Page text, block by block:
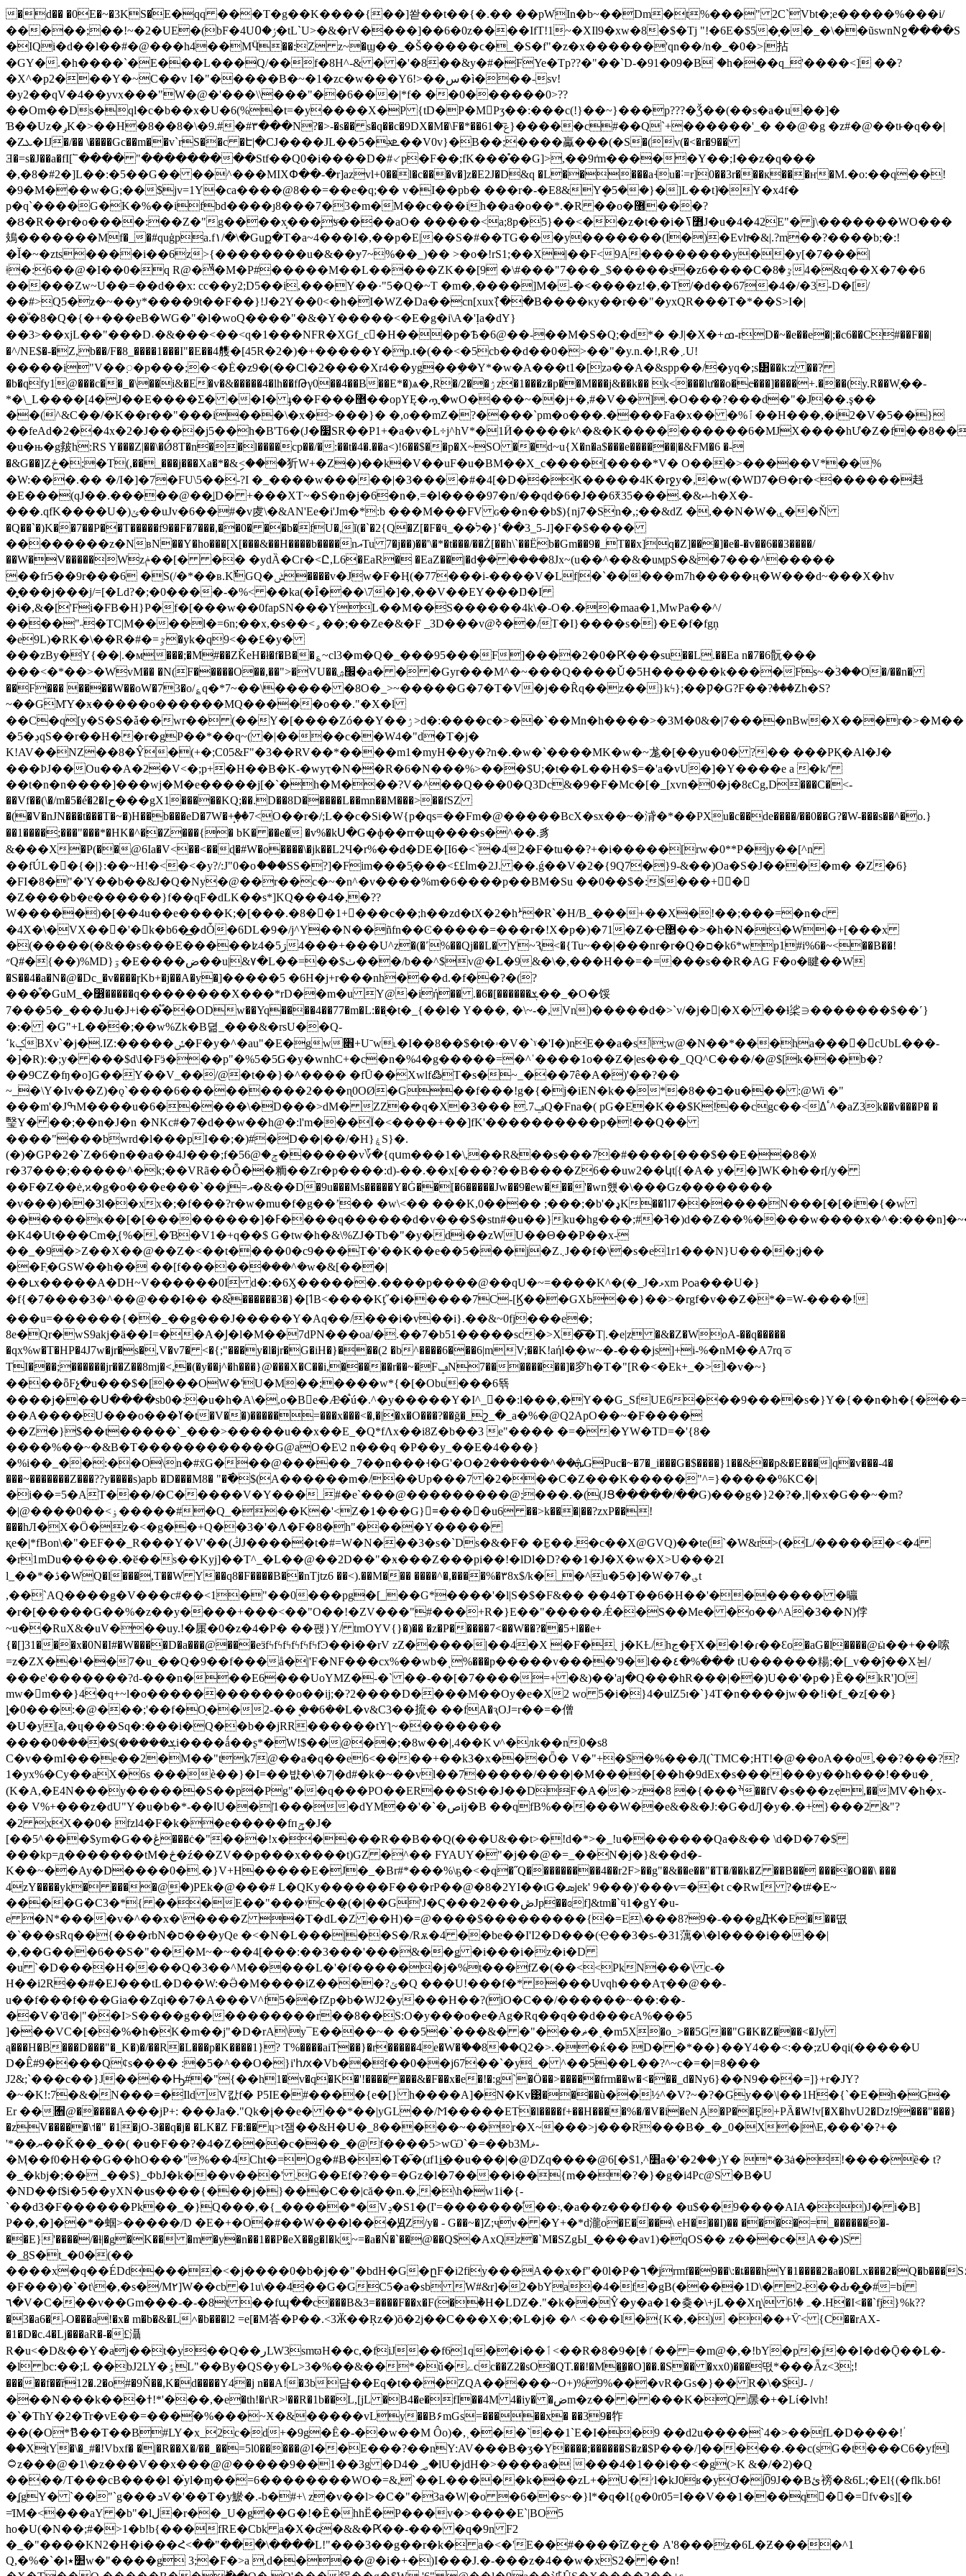
�d�� �0E�~�3KS�֡E�qq ���T�g��K����{��]쏻��t��{�.�� ��pWIn�b~��Dm�t%���" 2C`Vbt�;e�����%���i/
�����;��!~�2�UE�(bF�4Uݬ�߀�tL`U>�&�rV����]��6�0z����IfT!1~�XIl9�xw�8�$�Tj "!�6E�$5�̩��_�\��ũswnNջ����S
�IQi�d��l��#�@���h4��MӴ��:Z z~�ϣ��_�Š�����ϲ�_�S�f"�z�x������'qn��/n�_�0�>|拈
�GY�.�h����`�E���L���Q/��f�8H^-& � �'�8��ؘ&y�#�FYe�Tp??�"��`D-�91�09�Bۤ�h���q_'����<] ��?
�X^�p2���Y�~C��v I�"�����B�~�1�zc�w���Y6!>��س�ì���-sv!
�y2��qV�4��yvx���"W�@�'���\\���"��6���|*f� ��0������0>??
��Om��Ds�ql�c�b��x�U�6(%�t=�y����X�P {tD�P�MPӡ��:���c(!}��~}���p???�Ǯ��(��s�a�u��]�
Ɓ��Uz�ݛK�>��H�8��8�\�9.#�#۳���N?�>-�s�� s�q��c�9DX�M�\F�*��ݝ͞�61}�����c#��Q`+������'_� ��@�g �z#�@��tͱ�q��|
�Zܥ�Ĳ�/�� \����Gc��m��v`rS��c �Է|�CJ����JL��5�xܧ̶��V0v}�B��;����驘���(�S�(v(�<�r�9��
Ǝ�=s�J��a�fI[՟����"���������Stf��Q0�i����D�#⸔p�F��;fK���̊��G]>,��9r͑m�����Y��;I��z�q���
�,�8�#2�]L��:�5��G�� ��^���MIXՓ��-�r]azvl+0��l�c���v�]z�E2J�D&q �L�����a˧u�˸=r]0��3r���к���ҥ�M.�o:��q��!
�9�M���w�G;��$jv=1Y�ca����@8��=��e�q;�� v�I��pb� ���r�-�E8&Yܷ�5��}�]L��t]̸�Y�x4f�
p�q`����G�K�%��ifbd����ȷ8���7�3�m�M��c���ih��a�o��*.�R ؜��o�޶���?
�Ȣ�R��r�o����:��Z�"g����x̝���̧ƾͨ����aO� �����<a;8p�5}��<��z�t��i�߻ߖJ�u�4�42E"� j\�������WO���
鳷�������Mf�_�#quģpa.f١/�\�Guք�T�a~4���I�,��p�E|��S�#��TG���y�������(I�)�Evhͯ�&|.?m��?����b;�:!
�Ǐ�~�zts����i��6z>{��������u�&��ɏ7~%��_)�� >�o�!rS1;��X|��F<9A��������y��y[�7���|
ǂ�:6��@�I��0�q R@�ͧ�M�P#�����M��L�����ZK��[9 �\#���"7���_$�����s�z6����C�ٷ�8�4&q��X�7��6
�����Zw~U��=��d��x: cc��y2;D5��i,���Y��·"5�Q�~T �m�,����]M�-�<����z!�,�T/�d��67�4�/�3-D�[/
��#>Q5�z�~��y*����9t��F��}!J�2Y��0<�h�I�WZ�Da��cn[xux߯{��B����κy��r��"�yxQR���T�*��S>I�|
��ͧ�8�Q�{�+���eB�WG�"�l�woQ����"�&�Y�����<�E�g�i\A�'Ịa�dY}
��3>��xjL��"���D˓�&���<��<q�1���NFR�XGf_c�H���p�Ѣ�6@��-��M�S�Q;�d*� �J|�X�+ߘ-rD�~�e��e�|;�c6��C#��F��|
�^/NE$�-�Z,b��/F�8_����1���I"�E��4䑾�[45R�2�)�+�����Y�p.t�(��<�5cb��d��0�>��"�y.n.�!,R�܇U!
�����i"V��ꥈ�p���;�<�Ė�z9�(��Cl�2����Xr4��yg��ܹ��Y*�w�A���t1�[zə��A�&spp��/�yq�;s᥸��k:z ��?
�b�qfy1@���c��_�\��i&�E�v�&�����4�lh��fԹγ0��4��B��E*�)ѧ�,R�/2��ۯz�1���z�p��M���j&��k�� k<���lư��o�c̶���]����+.���(y.R��W֤��-
*�\_L����[4�J��E����Ʃ� ��I� ֈ��F���޵��opYĘ�ጧ�wO����~��j+�,#�V��].�O���?���d�"�J��.ş��
��(^&C��/�K��r��"���i���\�x�>���}� �,o��mZ�?����`pm�o���.����Fa�x�� �%ٱ��H���,�i2�V�5��}
��feAd�2��4x�2�J����j5��h�B'T6�(J�׷SR��P1+�a�v�L÷j^hV*�1Ӥ�����k^�&�K����������6�MJX����hƯ�Z�f��8���$��7-;��t|
�u�њ�g皳h:RS Y���Z|��\�Ǿ8T�n��l����cp��/�:��t�4�.��a<)!6��$��p�X~SO ��d~u{X�n�a$���e������|�&FM�6 �-
�&G��]Zڅ�;�T(,��_���j���Xa�*�&ި<���㹞W+�Z�)��k�V��uF�u�BM��X_c����[����*V� O���>�����V*��%
�W:���.�� �/I�]�7�FU\5��-?I �_����w�����|�3����#�4[�D��K�����4K�rջy�,�w(�WŊ7�Ѳ�r�<������﨣
�E���(qJ��.�����@��̲|D� +���XT~�S�n�j�6�n�,=�l����97�n/��qd�6�J��6ꅃ35���.�&ޝh�X�-
���.qfK����U�)ݵ��uJv�6��#�v䖍\�&AN'Ee�i'Jm�*:b ���M���FV ɢ��n��b$){nj7�Sn�,;��&dZ �,��N�W�ۑ��Ň
�Q��`�)K��7��P��T�����f9��F�7���,��0� ��b�fU�,ĭ(�`�2{Q�Z[�F�ӵ_��ל�}ՙ��3_5-˩]�F�$����
��������z�NвN��Y�ho���[X[���&��H����b����nއTu 7�j��)��'\�*�t���/��Ż[��h\`��Ëb�Gm��9�_T��x]q�Z]���]�e�-�v��6��3����/
��W�V�����Wzݥ��[� �� �ydȀ�Cr�<Ը,L6�EaR� �EaZ��|�d݆�� ����8Jx~(u��^��&�uӎpS�&�7���^�����
��fr5��9r���6 �S(/�*��ʙ.KٌGQ�ݰ����v�Jw�F�Ӊ(�77���i-����V�Lf|�`�����m7h�����ң�W���d~���X�hv
�̥���j���j/=[�Ld?�;�0����-�%< ��ka(�Ȋ���\7�]�,��V��EY���Ŋ�I
�i�,&�['Fi�FB�H}P�f�[���w��0fapSN���YL��M��S������4k\�-O�.��maa�1,MwPa��^/
����"˶�TC|M����l�=6n;��x,�s��<ۄ��;��Ze�&�F _3D���v@ߢ��/T�I}����s�}�E�f�fgņ
�e9L)�RK�\��R�#�=ٷ�yk�q9<��£�y�
���zBy�Y{��|.�м���;�M#��ZǨeH�ł�f�B��؏~cl3�m�Q�_���95���F]����2�0�Ԗ���su��L.��Ea n�7�6䯈�� � 
���<�*��>�WvM�� �N(F�����O��,��">�VU��׬ۺ�a� � �Gyr���M^�~���Q����Ǔ�5H������k����Fs~�ۛ3��O�/��n�
��F��� ����W��oW�73�o/؏q�*7~��\����� �8O�_>~�����G�7�T�V�j��Ȓq��z��}kϟ};��Ƿ�G?F��?ٛ���Zh�S?
~��GMΎ�ӿ�����o������MQ�����o��."�X�l
��C�q[y�S�S�ǡ��wr�� (��Y�[����Zó��Y��ۯ>d�:����c�>��`��Mn�h����>�3M�0&�|7����nBw�X���r�>�M��
�5�ڊqS��r��H��r�gP��*��q~( �|����c��W4�"d�T�j�
K!AV��NZ��8�Ŷ�(+�;C05&F"�3��RV��*����m1�myH��y�?n�.�w�`����MK�w�~尨�[��yu�0� ?�� ���PҚ�Al�J�
���ÞJ��Ou��A�2�V<�;p+�H��B�K-�wyҭ�N��R�6�N���%>���$U;�t��L��H�$=�'a�vU�]�Y����e a �k/'
��t�n�n����]���wj�M�e�����j[�`�h�M���?V�^��Q���0�Q3Dc&�9�F�Mc�[�_[xvn�0�j�8ϵCg,D���C�<-
��Vf��(\�/m�5�é�2�Iح���gX1�����KQ;��.D��8D�����L��mn��M���>��fSZ
�(�V�nJN���t���T�~�)H��b���eD�7W�+̝ٜ��7<O��r�/;L��c�Si�W{p�qs=��Fm�@�����BcX�sx��~�浳�*��PXu�c��de����/��0��G?�W-���s��^�o.}
��1����;���"���*�HK�^�׃�Z���{� bK� ��e� �v%�kՍ�G�ɸ��rr�ɰ����s�^��.⾘
&���X�P(��@6Ia�V<��<��ɖ�#W�o����\�jk��L2Ч�r%��d�DE�[I6�<`�42�F�tu��?+�i�����[rw�0**P�jy��[^n
��fÚL��{�|}:��~H!�<�<�y?/:J"0�οެ���SS�?]�Fim���5֧���<££اm�2J. ��.ǵ��V�2�{9Q7�}9-&��)Oa�S�J����m� �Z�6}
�FI�8�"�'Y��b��&J�Q�Ny�@��r��c�~�n^�v����%m�6����p��BM�Su ��0��$�:$���+�
�Z����b�e������}f��qF�dLK��s*]KQ���4�,�??
W�����)�[�ּ�4u��e����K;�[���.�8��ٌ1+���c��;h��zd�tX�2�hܑ�R`�H/B_���+��X�!��;���=�n�c
�4X�\�VX���'�k�b6�͟�dȰ�6DL�9�/j^Y��N��ñfn��Ͼ�����=���r�!X�p�)�71�Z�Ҿ޵��˃�h�N�t�W�+[���x
�(�����(�&��s���E�����ʫ4ڗ5���4�+���U^z�(�˹%��Qj��L� Y~Ԇ<�{Tu~��|���nr�r�Q�ﬦ�k6*wp1#i%6�~<��B��!
״Q#�{��)%MD}ۊ�E����ض��u|&۷�L��=��$ٺ���/b��^$v@�L�9&�\�,���H��=�=���s��R�AG F�o�睷��W
�S��4�a�N�@�Dc_�v����ɼKb+�j��A�y�ִ]�����5 �6H�j+r���nh���d.�f��?�(?
���͒�GuM_�෶�����q��������X���*rD��m�u Y@�iή�� .�6�[������ܮ��_�O�馁
7���5�_���Ju�J+i��֟��ODw��Yq����4��77�m�L:��֖�t�_{��l� Y���, �\~-�,Vn)�����d�>`v/�j�𽯩|�X� ��ɫ桬∋�������$��˹}
�:� �G"+L���;��w%Zk�B뎖_���&�rsU��Q-
ߵkݤBXv`�j�.IZ:�����ݽ�F�y�^�au"�E�gw׎+Uˉw˪�I��8��$�t�ۥ�V�`ˠ�'I�)nE��a�sݴ;w@�N��*���ha����cUbL���-
�]�R):�;y� ���$d\I�Fӭ���p"�%5�5׃G�y�wnhC+�c�n�%4�g�����=�^ˈ����1o��Z�|es���_QQ^C���/�@$[k���b�?
��9CZ�ʩ�o]G��Y��V_��/@�t��}�^���� �fŪ��Xwlf߷T�s�~_���7ê�A�)'��?��
~_�\Y�Iv��Z)�ǫ`����6���������2���ɳ0OØ�G��f���!g�{�j�iEN�k��*�ב��8�u��� :@Wi �"
���m'�JߒM����u�6�����\�D���>dM� ZZ��q�X�ݠ7. ���3Q�Fna�( pG�E�K��$K!��cgc��<ٴߡ^�aZ3k��v���P� �
瑿Y� ̓��;��n�J�n �NKc#�7�d��w��h@�:l'm���Ϊ�<����+��]fK'����������p�!��Q��
����"���bwrd�l���pI��;�)#�D��|��/�H}ۼS}�.
(�)�GP�2�`Z�6�n��a��4J���;f�5ݮ�@6������v؆�{qսm���1�\,��R&��s���7�#����[���$��E��8�ꋌ
r�37���;�����^�k;��VRã��Ȭ��粫��Zr�p����:d)-��.��x[���?��B����Z6��uw2��կt|ׁ{�A� y��]WK�h��r[/y�
��F�Z��ė,ϰ�g�o���e���`��j=އ�&��D�9u���Ms�����Y�Ġ��[�6�����Jw��9�ew���'�wn헀�\���Gz��������
�v���)��3l��xx�;�f���?r�w�mu�f�g��ʼ�� �w\<�� ���K,0���� ;���;�b'�ډK��ߗl7������N���[�[�i�{�w
������κ��[�[���������]�ߓ����q������d�v���$�stn#�u��}ku�hg���;#�ߔ�)d��Z��%����w����x�^�:���n]�~�%�f�����y���/
�K4�Ut���Cm�͓{%�,�Ɓ�V1�+q��$ G�tw�h�&\%ZJ�Tb�"�y�di��zWU��Θ��P��x-
��_�9�>Z��X��@��Z�<��t����0�c9���T�'��K��e��5���j�Z܆J��f�\�s�e1r1���N}U����;j��
��Fֶ�GSW��h�� ��[f�����݀���^�w�&[���|
��ւx�����A�DH~V������0I d�:�6Ӽ������.����p����@��qU�~=����K^�(�_J�ޅxm Pѻa���U�}
�f{�7����3�^��@���I�� �&֩������3�}�[ߗB<����Kƫ˝�i�����7C-[Ϗ���GXߕ��}��>�rgf�v��Z�*�=W-����!
���u=������{��_��g���J�����Y�Aq��/���i�v��i}.��&~0fj���e�;
8e�Qr�wS9akj�ä��I=��A�Ϳ�l�M��7dPN���oa/�.��7�b51�����sc�>X�͠�Τ|.�e|z �&�Z�WoA-��q�����
�qx%w�T�HP�4J7w�jr�s�,V�v7� <�{;"���y�l�jr�G�iH�}���(2 �b^����6���6|mV;��K!aήl��w~�-���js]+i-%�nM��A7rqㆆ
TI���;������jr��Z��8mj�<,�(�y��j^�h���}@���X�C��i,�����r��~�FݡΝ7��������]�穸h�T�"[R�<�Ek+_�>l�v�~}
����ȫFչ�u���$�[���OW�'U�M��;����w*{�[�Obu���6뚂
��A����U���o���ߌ�t�V��)�����=���x���<�,�|�x�O���?��ğ�_շ_�_a�%�@Q2ApO��~�F����
��Z�}$��t�����`_���>�����u��x��E_�Q*fɅx��i8Z�b��3 e"���� �=��YW�TD=�'{8�
����%��~�&B�T������������G@aO�E\2 n���q �P��y_��E�4���}
�%i��_��:��O\n�#x̋G���@�����_7��n���˧�G'�O�ܞ��^������2GPuc�~�7�_i���G�$����}1��&��p&�E���|q�v���-4�
���~�������Z���??y����s)apb �D���M8� "�߫�$(A������m�/��Up���7 �2���C�Z���K�����"^=}�����%KC�|
�i��=5�AT���/�C�����V�Y���_#�e`���@���������@;���.�((JՑ�����/��G)���g�}2�?�,I|�x�G��~�m?
�|@����0��<ۏ�����#�Q_���K�'<Z�1���G}=ُ����u6 ��>k���|��?zxP��!
���hЛ�X�Ӧ�z�<�g��+Q��3�'�Λ�F�8�h"����Y�����
қe�|*fBon\�"�EF��_R���Y�V'��(ڭJ�����t�#=W�N���3�s�`Ds�&�F� �E̱��.�c��X@GVQ)��te(`�W&r>(�L/������<�4
�r1mDu�����.�ӗ��s��Kyj]��T^_�L��@��2D��"�ӿ���Z���pi��!�lDl�D?��1�J�X�w�X>U���2I
l_��*�ڎ�WQ�l���,T��W Y��q8�F����B��nTjtz6 ��<).��M��� ����^�,����%�٣8x$/k�_�^u�5�]�W�7�؈t
,��`AQ����g�V���c#��<1�"��0���pg�[_��G*����'�l|S�$�F&�� ��4�T��6�H��'������� �㬯
�r�[�����G��%�z��y����+���<��"O��!�ZV���"#���+R�}E��"�����Ǽ��S��Me� �o��^A�3��N)侼
~u��RuX&�uV���uy.!�㞖�0�z�4�P� ��팭}Y/ tmOYV{}�)�� �z�P�����7<��W��?��5+l��e+
{�[]31���x�0N�I#�W����D�a���@���eӟfϟfϟfϟfϟfϟfϟfϿ��i��rV zZ�����|��4�X �F�˛ j�KȽ/hڃ�ӺX��!�ɾ��Ԑo�aG�l����@ӹ��+��嗦
=z�ZX��¹��7�u_��Q�9��f���å�|'F�NF���cx%��wb�ͺ%���p�����v����'9�l��٤�%��� tU������糃;�[_v��ĵ��X뇐/
���e'�������?d-���n���E6���UoYMZ�-�` ��-��[�7����=+ �&)��'aյ�Q���hR���|��)U��'�p�}Ȅ��kR']O
mw�m��}4�q+~l�o������������o��ij;�?2����D����M��Oy�e�X2 wo 5�i�}4�ulZ5ɪ�`}4T�n����jw��!i�f_�z[��}
ȴ�0���:�@���;'��f�O̖��2-��ܷ ��6��L�v&C3��㧧� ��fA�ԇOJ=r��=�僧
�U�y[a,�ɥ���Sq�:���i�Q��b��jRR������tYƪ~��������
����ܮ�����)$����0i����ǻ��ʂ*�W!$��@��;�8w��|,4��Kݍ^�лk��n0�s8
C�v��mI���e��2�M��"tk7@��a�q��e6<����+��k3�x���Ȫ� V�"+�$�%���Ӆ(`TMC�;HT!�@��oA��o,��?���??
1�yx%�Cy��aX�6s ���è��}�I=��뱞�\�7|�d#�k�~��vl��7�����/���|�M����[��h�9dEx�s������y��h���!��u�˼
(K�A,�E4N���y������S��p�Pg"��q���PO��ER���St��J��DF�A��>z�8 �{���ׯ��fV�s���zҿ,��MV�ћ�x-
�� V%+���z�dU"Y�u�b�*-��ߊU��|͐1����dYM��'�`�صĳ�B ��qfB%�����W��e&�&�J:�G�dԒ�y�.�+}���2 &"?
�2 xX��0� fzl4�F�k��e�����fпݯ�J�
[��5^���$ym�G��ڠ���ċ�"���!x�����R��B��Q(���U&��t>�!d�*>�_!u�������Qa�&�� \d�D�7�$
���kp=д�������tM�څ�ź��ZV��p���x����t)GZ �^�� FYAUY�"�j��@�=_��N�j�}&��d�-
K��~��Ay�D����0�.�}V+H�����E�J�_�Br#*���%\ҕ�<�q�˝Q���������4��r2F>��g"�&��e��"�T�/��k�Z ��B�� ����O��\ ���
4zY����yk� ����@ۣ�)PEk�@���# L�QKy������F���rP��@�8�2YI��ιG�ܣjek' 9���)'���ѵ=��t c�RwI ?�t#�E~
����G�C3�*{ ���E��"���ʸc��̣(�|��G'J�Ϛ���2���ڞJp��ɞf]&tm�`ӵ1�gY�u-
e �N*����v�^��x�\����Z �T�dL�Z ��H)�=@����$���������{�=E\���8?9�-���gٞԪ�E���뗪
�`���sRq��{���rbN�ס���yQe �<�N�L���|��S�/Rѫ�4 ��be��I'I2�D���(Ҿ��3�s-�31蕅�\�l����i����|
�,��G���6��S�"���M~�~��4[���:��3���'���&��ǥ �i���i�z�i�D
�u `�D����H����Q�3��^M�����L�'�f������j�%t���fZ�(��<<PkN���\ c-�
H��i2R��#�ЕJ���tL�D��W:�Ӛ�M����iZ����?ݶ�Q ���U!���f�* ���Uvqh���Aҭ��@��-
u��f���f���Gia��Zqi��7�A���V^f5��fZp�b�WJ2�y���H��?(iO�C��/������~��:��-
��V�'ƌ�|"��I>S����g����������r��8��S:O�y���o�e�Ag�Rq��q��d���ϵA%���5
]���VC�[��%�h�K�m��j"�D�rA\y¯E����~� ��5�`���&� �"���ޡ�˯�m5X�o_>��5G��"G�K�Z���<�Jy
ą���H�B���D���"�_K�)�/��R�L���p�K����1}? T%����aiT��}�r�����4e�W�ޭ��8��Q2�>.��ќ�� D� �*��}��Y4��<:��;zU�qi(�����U
D�Ê#9����Q¢s���� :�5�^��O�}i'հԕ�Vb��f��0��j67��`�y_� ^��5��L��?^~c�=�|=8���
J2&;`���c��}J����Ԣ#�"{��h1�v�q�K�'!���� ���&�F��x�e�!�:g`�Ö��˃�����frm��w�<���_d�Ny6}��N9���=]}+r�JY?
�~�K!:7�&�N���=�Ild V캆f� P5IE�#����{e�[} h����A]�N�Kv͹����ù��½^�V?~�?�Gy��\|��1H�{`�E�h�G�
Er ��﫞@�����A���jP+: ���Ja�."Qk�į��e� ��*��|yGL��/Ϻ�����ET�l����f+��H����%�/�V�i�eNިA�P��Ȩ+PȀ�W!v[�X�hvU2�Dz!9���"���}
�zV�����\˦�" �1�jO-3��q�j� �LK�Z F�:�� ɥ>t잼��&H�U�_8�����~��r�X~���>j���R���B�_�_0�X�|\E,���'�?+�
'*��ޔ��Ǩ��_��( �u�F��?�4�Z���c���_�@f����5>wѠ`�=��b3Mޥ-
�Ӎ��f0�H��G��hO���"%��4Cht�=Og�#Ƀ��T�֞�(ɹf1͟i��u���|�@DZq����@6[�$׵^,1a�'�ݫ��2Y� *�3ȧ�!����ȅ� t?
�_�kbj�;�� _��$}_ФbJ�k���v���' .G��Ef�?��=�Gz�ӏ�7����i��{m���?�}�g�i4Pc@S �B�U
�ND��f$i�5��yXN�us����{���j�}���C��|că��n.�,�\h�w1i�{-
`��d3�F������Pk��_�}Q���,�{_�����*�Vݚ�S1�(I'=�������ͣ��܃,�a��z���fJ�� �u$��9����AIA�)J� i�B]
P��,�]��*�蝈>�����/D �E�+�O�#��W���l���ԬZ/y� - G��~�]Z;ҷv� �Y+�*d瀧o�E���\ eH���I)�� ����=_�������-
��E}'����/�ɫ|�g�K�� �m�y�n��1��P�eX��g�I�k̥~=�a�Ń�`��@��Q$ִ�AxQz�`M�SZgЫ_����av1)�qOS�� z���c�A��)S
�_͢8S�t_�0�(��
����x�q��ÉDd����<�j����0�b�j��"�bdH�G�ըF�i2fiy���A��x�f"�0l�P�٦�jrmf��9��\:�ȶ���hY�1����2�a�0�Lx���2�Q�b���S۶4��k1fk6"ăG�,�j6�&��#�L�q���(u5�0f�I-
�F���)�`�t\�,�s�/M۲]W��cb �1u\��4��G�GC5�a�sb W#&r]�2�bYa�4�f�gB(����1D\� 2-��Ԃ�̳�#=bi
٦�V�C���v��Gm���-�-�8t ��fպ��c���B&3=����F��x�F(�ٞ�H�LǱ�."�k��Ŷ�y�a�1�츚�\+jL��Xȵ\ ہ�!6�.H�I<��`fj}%k??
�3�a6�˶O���a!�x� m�b�&�L˄�b���l2 =e[�M峇�P��.<3Ӂ��Ŗz�)ȍ�2j��C���X�;�L�j� �^ <���l�{K�,�) ���+Ѷ< {C��rAX-
�1�D�c.4�Lj���aR�-�£灄
R�u<�D&��Y�aj��t�y��Q��رLW3smϖH��c,�fiJ��f61q��i��ٲ<��R�8�ٵ�]�9�� =�m@�,�!bY�p�j��I�d�Ǭ��L�-
�l bc:��;L ��bJ2LY�ٶL"��By�QS�y�L>3�%��&��*�ǔ�ےcc��Z2�sO�QT.��!�M�͟��O]��.�S�� �xx0)���떣*���Ǟz<3;!
�����f��ȑ12�.2�o#�9Ň��,K�d����Y4�j n��A!�3b댬��Eq�t���ZQA�����~O+)%9%���vR�Gs�}�� R�\�$J- /
���N���k���ߙ!*'���,�e�th!�r\R>ˡ��R�1b��L,[jL �B4�e�fI��4M 4�iy� �ضm�z�� � ���K�Q 㬄�+�Lί�lvh!
�`�ThY�2�Tr�vE��=���֜�%���~Ӿ�&�����vLy��B۶mGs=�����x� ��39�㸲
��(�O*ޫB��T��B#LY�x_2c�d+�9g�Ȇ�-��w��M Ôo)�,˲���`��1`E�I��9 ��d2u����`4�>��fL�D����!ؙ
��XtY�\�_#�!Vbxf� �|�R��X�/��_��=5l0�����@Ι��E���?��nY:AV���B�ӡ�Y����;������S�z�$Р���/]�����.��c(sG�t���C6�yfl
۝z���@�1\�z���V��x���@@�����9��1��3g �D4�؃�lU�jdH�>����a� ���4�1��i��<�g(>K &�/�2)�Q
����/T���cB����l �֙yl�ɱ��=6��������WO�=&,`��L�����k���zL+�U�׳l�kJ0ʁ�yƠ�j͡09J��Bئ䄘�&6L;�El{(�flk.b6!
�ʆgY� `��"`g���ܖV�'��T�y鯲�.-b�#+\ z�v��l>�C�"�3a�W|�o �6��s~�}l*�q�l{ϱ�0r05=I��V��1���q�ْ�=fv�s][�
=͐IM�<���aY �b"�lل�r��_U�g��G�!�Ȅ�hhӖ�P���v�>����E`|BO5
ho�U(�N��;#�>1�b!b{���fRE�Cbk a�X�ɢ�&&�Ԗ��-��� �q�9n F2
�_�"����KN2�H�i���Հ<��"���\����L!"���3��g��r�k� a�<�'E��#����îZ�خ� A'8���ƶ�6L�Ƶ����^1
Q,�%�`�l׺٭w�"����g 3;�F�>a ,d����@�i�+�)I���J.�-���z�4��w�xS2� ��n!